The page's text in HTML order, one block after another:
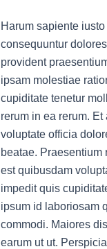
Harum sapiente
consequuntur
provident
ipsam molestiae
cupiditate tenetur
rerum in ea rerum.
voluptate officia
beatae.
est quibusdam
impedit quis
ipsum id laboriosam
commodi. Maiores
earum ut ut.